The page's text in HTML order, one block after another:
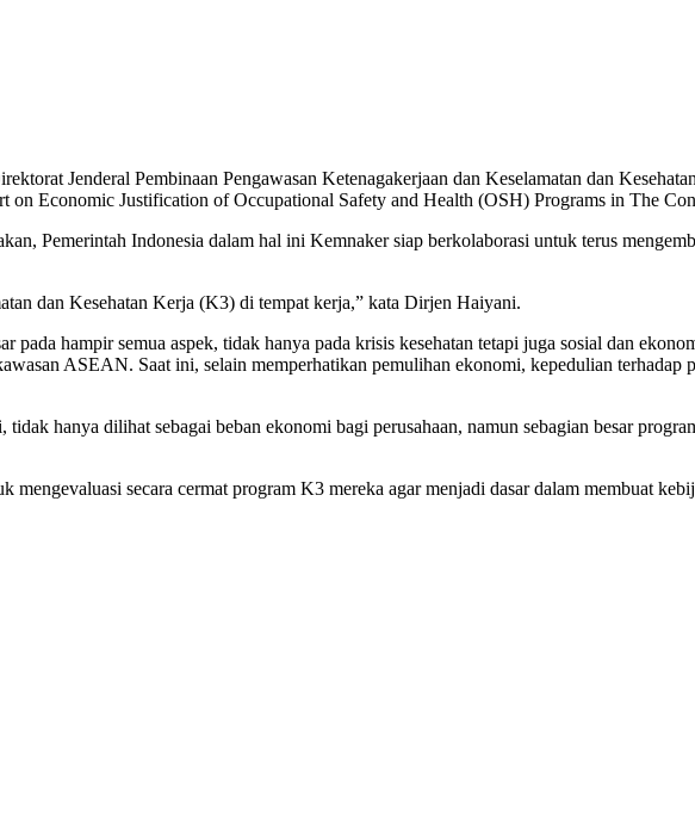
Jenderal Pembinaan Pengawasan Ketenagakerjaan dan Keselamatan dan
Economic Justification of Occupational Safety and Health (OSH) Programs in The
Pemerintah Indonesia dalam hal ini Kemnaker siap berkolaborasi untuk terus
dan Kesehatan Kerja (K3) di tempat kerja,” kata Dirjen Haiyani.
hampir semua aspek, tidak hanya pada krisis kesehatan tetapi juga sosial dan
ASEAN. Saat ini, selain memperhatikan pemulihan ekonomi, kepedulian terhadap
hanya dilihat sebagai beban ekonomi bagi perusahaan, namun sebagian besar
mengevaluasi secara cermat program K3 mereka agar menjadi dasar dalam membuat